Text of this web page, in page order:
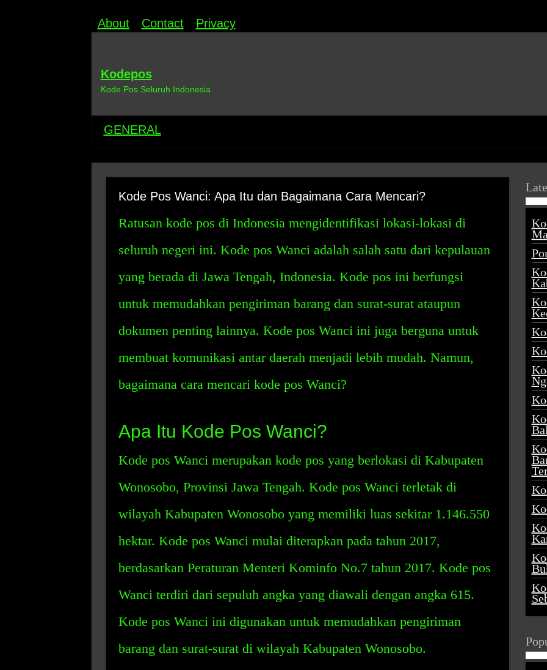
About Contact Privacy
Kodepos
Kode Pos Seluruh Indonesia
GENERAL
Kode Pos Wanci: Apa Itu dan Bagaimana Cara Mencari?
Ratusan kode pos di Indonesia mengidentifikasi lokasi-lokasi di
seluruh negeri ini. Kode pos Wanci adalah salah satu dari kepulauan
yang berada di Jawa Tengah, Indonesia. Kode pos ini berfungsi
untuk memudahkan pengiriman barang dan surat-surat ataupun
dokumen penting lainnya. Kode pos Wanci ini juga berguna untuk
membuat komunikasi antar daerah menjadi lebih mudah. Namun,
bagaimana cara mencari kode pos Wanci?
Apa Itu Kode Pos Wanci?
Kode pos Wanci merupakan kode pos yang berlokasi di Kabupaten
Wonosobo, Provinsi Jawa Tengah. Kode pos Wanci terletak di
wilayah Kabupaten Wonosobo yang memiliki luas sekitar 1.146.550
hektar. Kode pos Wanci mulai diterapkan pada tahun 2017,
berdasarkan Peraturan Menteri Kominfo No.7 tahun 2017. Kode pos
Wanci terdiri dari sepuluh angka yang diawali dengan angka 615.
Kode pos Wanci ini digunakan untuk memudahkan pengiriman
barang dan surat-surat di wilayah Kabupaten Wonosobo.